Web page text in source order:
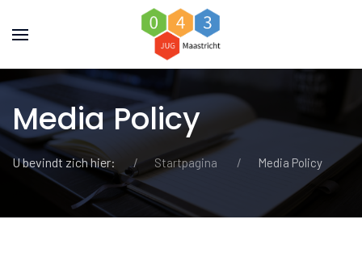
Media Policy
U bevindt zich hier: Startpagina Media Policy